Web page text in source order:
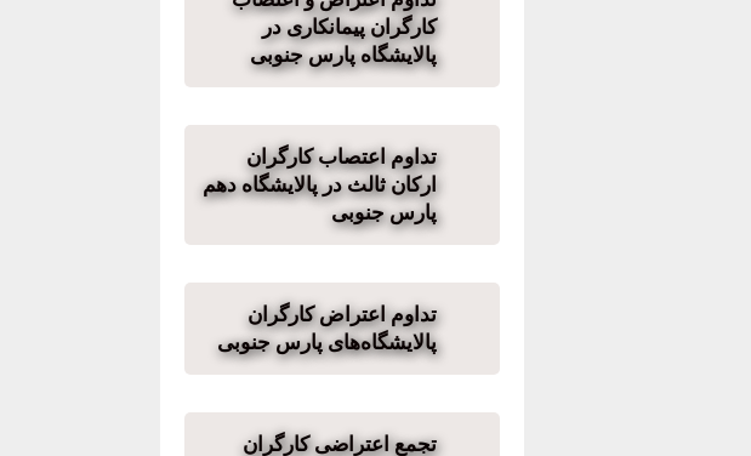
کارگران پیمانکاری در
پالایشگاه پارس جنوبی
تداوم اعتصاب کارگران
ارکان ثالث در پالایشگاه دهم
پارس جنوبی
تداوم اعتراض کارگران
پالایشگاه‌های پارس جنوبی
تجمع اعتراضی کارگران